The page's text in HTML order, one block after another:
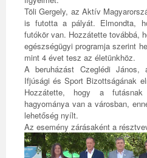
Töli Gergely, az Aktív
is futotta a pályát. Elmondta,
futókör van. Hozzátette továbbá,
egészségügyi programja szerint
mint 4 évet tesz az életünkhöz.
A beruházást Czeglédi János,
Ifjúsági és Sport Bizottságának
Hozzátette, hogy a
hagyománya van a városban,
lehetőség nyílt.
Az esemény zárásaként a